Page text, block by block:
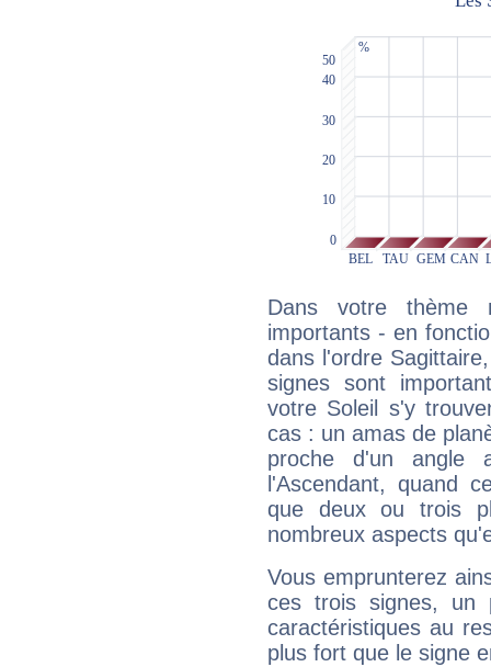
Dans votre thème
importants - en
dans l'ordre
signes sont
votre Soleil s'y
cas : un amas de
proche d'un
l'Ascendant, quand
que deux ou trois
nombreux aspects
Vous emprunterez
ces trois signes, un
caractéristiques au
plus fort que le signe